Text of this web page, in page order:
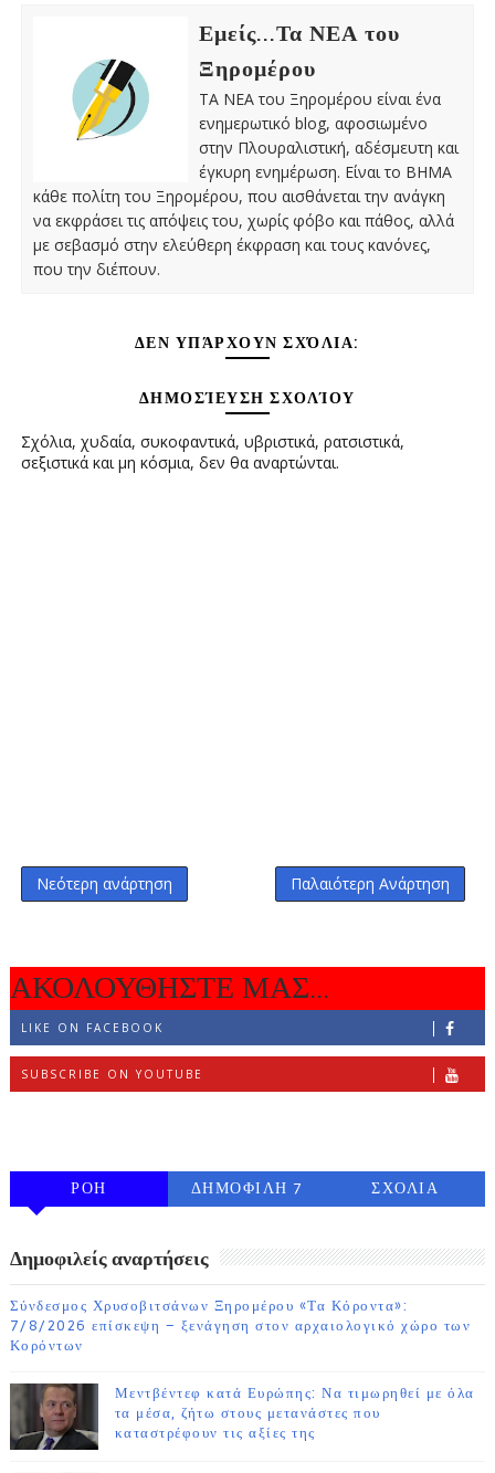
Εμείς...Τα ΝΕΑ του
Ξηρομέρου
ΤΑ ΝΕΑ του Ξηρομέρου είναι ένα
ενημερωτικό blog, αφοσιωμένο
στην Πλουραλιστική, αδέσμευτη και
έγκυρη ενημέρωση. Είναι το ΒΗΜΑ
κάθε πολίτη του Ξηρομέρου, που αισθάνεται την ανάγκη
να εκφράσει τις απόψεις του, χωρίς φόβο και πάθος, αλλά
με σεβασμό στην ελεύθερη έκφραση και τους κανόνες,
που την διέπουν.
ΔΕΝ ΥΠΆΡΧΟΥΝ ΣΧΌΛΙΑ:
ΔΗΜΟΣΊΕΥΣΗ ΣΧΟΛΊΟΥ
Σχόλια, χυδαία, συκοφαντικά, υβριστικά, ρατσιστικά,
σεξιστικά και μη κόσμια, δεν θα αναρτώνται.
Νεότερη ανάρτηση Παλαιότερη Ανάρτηση
ΑΚΟΛΟΥΘΗΣΤΕ ΜΑΣ...
LIKE ON FACEBOOK
SUBSCRIBE ON YOUTUBE
ΡΟΗ
ΔΗΜΟΦΙΛΗ 7
ΣΧΟΛΙΑ
Δημοφιλείς αναρτήσεις
Σύνδεσμος Χρυσοβιτσάνων Ξηρομέρου «Τα Κόροντα»:
7/8/2026 επίσκεψη – ξενάγηση στον αρχαιολογικό χώρο των
Κορόντων
Μεντβέντεφ κατά Ευρώπης: Να τιμωρηθεί με όλα
τα μέσα, ζήτω στους μετανάστες που
καταστρέφουν τις αξίες της